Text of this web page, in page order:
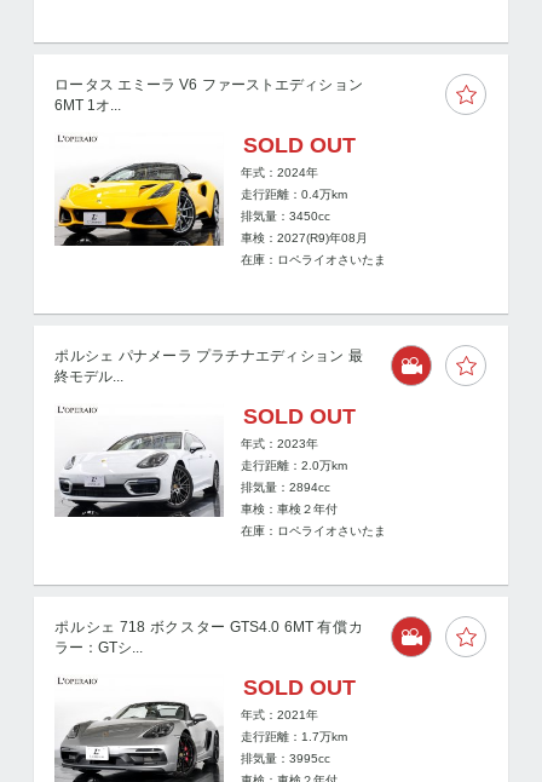
ロータス エミーラ V6 ファーストエディション
6MT 1オ...
SOLD OUT
年式：2024年
走行距離：0.4万km
排気量：3450cc
車検：2027(R9)年08月
在庫：ロペライオさいたま
ポルシェ パナメーラ プラチナエディション 最
終モデル...
SOLD OUT
年式：2023年
走行距離：2.0万km
排気量：2894cc
車検：車検２年付
在庫：ロペライオさいたま
ポルシェ 718 ボクスター GTS4.0 6MT 有償カ
ラー：GTシ...
SOLD OUT
年式：2021年
走行距離： 1.7万km
排気量：3995cc